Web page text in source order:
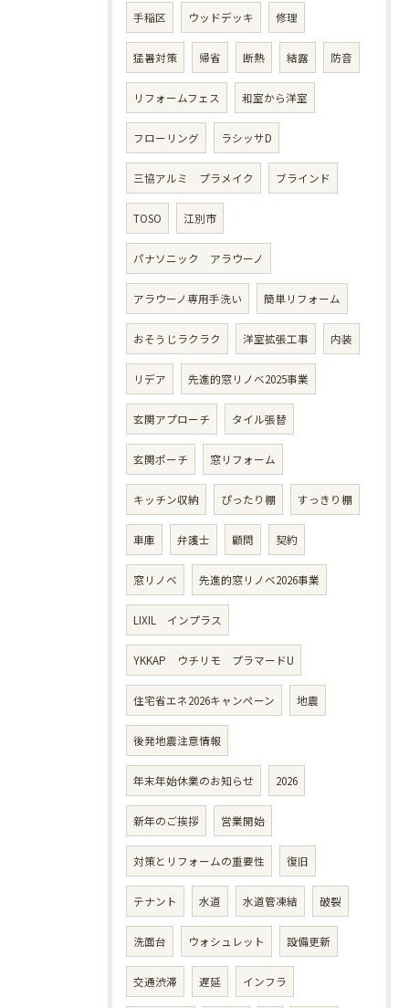
手稲区 ウッドデッキ 修理
猛暑対策 帰省 断熱 結露 防音
リフォームフェス 和室から洋室
フローリング ラシッサD
三協アルミ プラメイク ブラインド
TOSO 江別市
パナソニック アラウーノ
アラウーノ専用手洗い 簡単リフォーム
おそうじラクラク 洋室拡張工事 内装
リデア 先進的窓リノベ2025事業
玄関アプローチ タイル張替
玄関ポーチ 窓リフォーム
キッチン収納 ぴったり棚 すっきり棚
車庫 弁護士 顧問 契約
窓リノベ 先進的窓リノベ2026事業
LIXIL インプラス
YKKAP ウチリモ プラマードU
住宅省エネ2026キャンペーン 地震
後発地震注意情報
年末年始休業のお知らせ 2026
新年のご挨拶 営業開始
対策とリフォームの重要性 復旧
テナント 水道 水道管凍結 破裂
洗面台 ウォシュレット 設備更新
交通渋滞 遅延 インフラ